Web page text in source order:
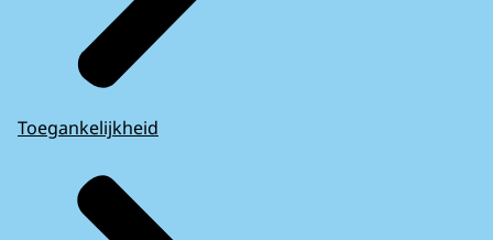
Toegankelijkheid